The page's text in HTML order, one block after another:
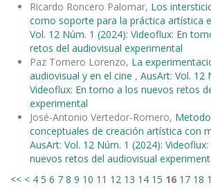
Ricardo Roncero Palomar, Los
como soporte para la práctica artística
Vol. 12 Núm. 1 (2024): Videoflux: En
retos del audiovisual experimental
Paz Tornero Lorenzo, La
audiovisual y en el cine , AusArt: Vol. 12
Videoflux: En torno a los nuevos retos
experimental
José-Antonio Vertedor-Romero,
conceptuales de creación artística con
AusArt: Vol. 12 Núm. 1 (2024):
nuevos retos del audiovisual
<< < 4 5 6 7 8 9 10 11 12 13 14 15 16 17 18